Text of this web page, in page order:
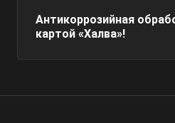
Антикоррозийная
картой «Халва»!